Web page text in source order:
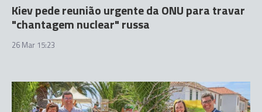
Kiev pede reunião urgente da ONU para travar
"chantagem nuclear" russa
26 Mar 15:23